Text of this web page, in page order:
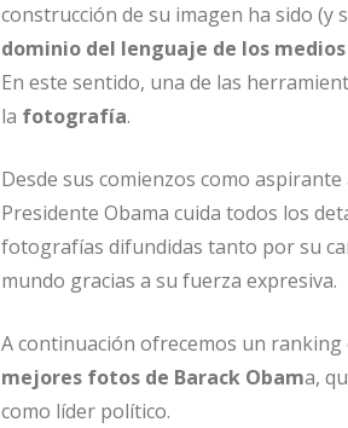
construcción de su imagen ha sido (y
dominio del lenguaje de los medios
En este sentido, una de las
la fotografía.
Desde sus comienzos como
Presidente Obama cuida todos los
fotografías difundidas tanto por su
mundo gracias a su fuerza expresiva.
A continuación ofrecemos un
mejores fotos de Barack Obama,
como líder político.